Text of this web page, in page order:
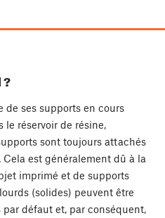
?
ses supports en cours
le réservoir de résine,
sont toujours attachés
est généralement dû à la
imprimé et de supports
(solides) peuvent être
défaut et, par conséquent,